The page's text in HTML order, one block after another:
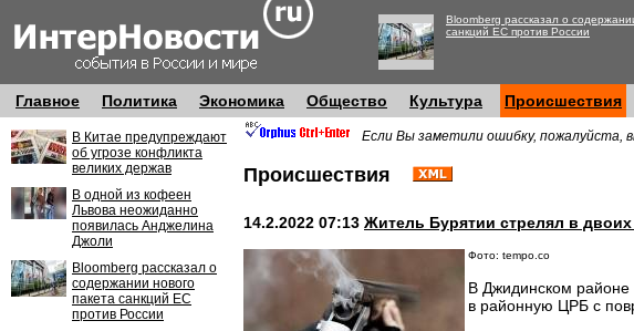
Bloomberg рассказал о
санкций ЕС против России
Главное Политика Экономика Общество Культура Происшествия
В Китае предупреждают
об угрозе конфликта
великих держав
В одной из кофеен
Львова неожиданно
появилась Анджелина
Джоли
Bloomberg рассказал о
содержании нового
пакета санкций ЕС
против России
Если Вы заметили ошибку, пожалуйста,
Происшествия
14.2.2022 07:13 Житель Бурятии стрелял в
Фото: tempo.co
В Джидинском
в районную ЦРБ с